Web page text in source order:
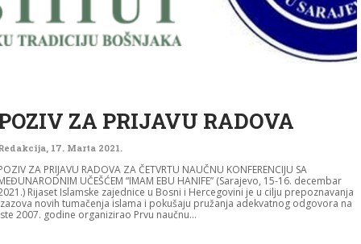
ZA PRIJAVU RADOVA
17. Marta 2021.
ZA PRIJAVU RADOVA ZA ČETVRTU NAUČNU KONFERENCIJU SA
UČEŠĆEM “IMAM EBU HANIFE” (Sarajevo, 15-16. decembar
Rijaset Islamske zajednice u Bosni i Hercegovini je u cilju prepoznavanja
novih tumačenja islama i pokušaju pružanja adekvatnog odgovora na
2007. godine organizirao Prvu naučnu...